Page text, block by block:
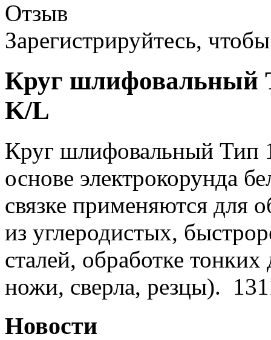
Отзыв
Зарегистрируйтесь,
Круг шлифовальный
K/L
Круг шлифовальный Тип
основе электрокорунда
связке применяются для
из углеродистых,
сталей, обработке
ножи, сверла, резцы).
Новости